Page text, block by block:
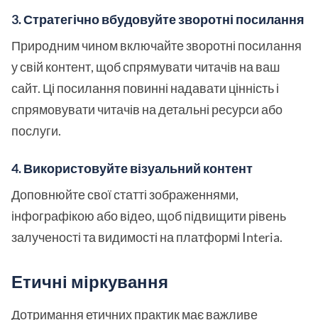
3. Стратегічно вбудовуйте зворотні посилання
Природним чином включайте зворотні посилання
у свій контент, щоб спрямувати читачів на ваш
сайт. Ці посилання повинні надавати цінність і
спрямовувати читачів на детальні ресурси або
послуги.
4. Використовуйте візуальний контент
Доповнюйте свої статті зображеннями,
інфографікою або відео, щоб підвищити рівень
залученості та видимості на платформі Interia.
Етичні міркування
Дотримання етичних практик має важливе